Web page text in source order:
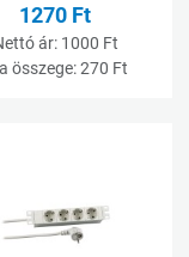
1270 Ft
ár: 1000 Ft
összege:270 Ft
adom